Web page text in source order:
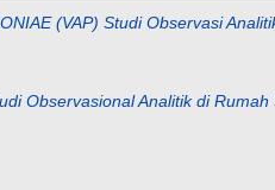
(VAP) Studi Observasi
Observasional Analitik di